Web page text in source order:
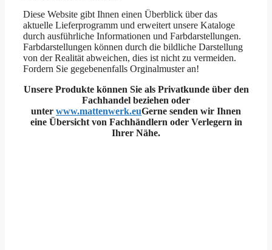
Diese Website gibt Ihnen einen Überblick über das
aktuelle Lieferprogramm und erweitert unsere Kataloge
durch ausführliche Informationen und Farbdarstellungen.
Farbdarstellungen können durch die bildliche Darstellung
von der Realität abweichen, dies ist nicht zu vermeiden.
Fordern Sie gegebenenfalls Orginalmuster an!
Unsere Produkte können Sie als Privatkunde über den
Fachhandel beziehen oder
unter www.mattenwerk.euGerne senden wir Ihnen
eine Übersicht von Fachhändlern oder Verlegern in
Ihrer Nähe.